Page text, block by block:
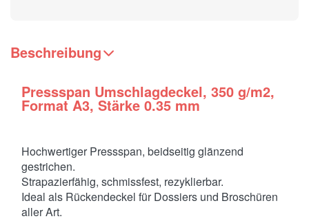
Beschreibung
Pressspan Umschlagdeckel, 350 g/m2,
Format A3, Stärke 0.35 mm
Hochwertiger Pressspan, beidseitig glänzend
gestrichen.
Strapazierfähig, schmissfest, rezyklierbar.
Ideal als Rückendeckel für Dossiers und Broschüren
aller Art.